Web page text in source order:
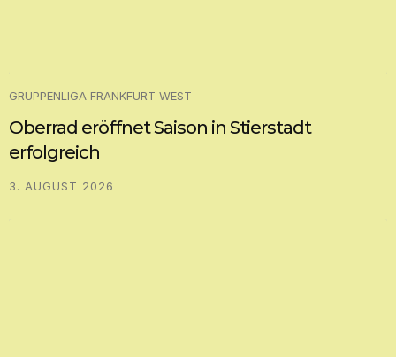
GRUPPENLIGA FRANKFURT WEST
Oberrad eröffnet Saison in Stierstadt
erfolgreich
3. AUGUST 2026